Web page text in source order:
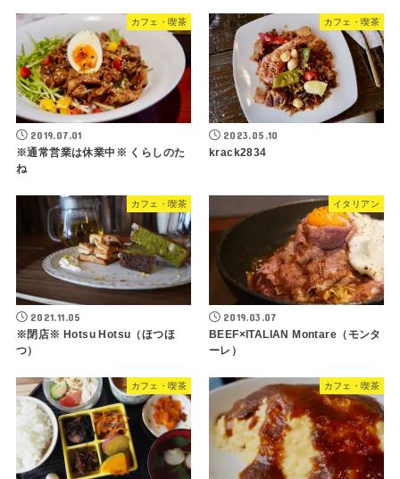
カフェ・喫茶
2019.07.01
※通常営業は休業中※ くらしのた
ね
カフェ・喫茶
2023.05.10
krack2834
カフェ・喫茶
2021.11.05
※閉店※ Hotsu Hotsu（ほつほ
つ）
イタリアン
2019.03.07
BEEF×ITALIAN Montare（モンタ
ーレ）
カフェ・喫茶 カフェ・喫茶